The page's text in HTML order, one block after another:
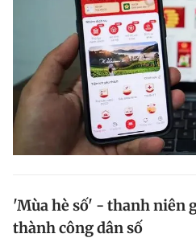
Sản phẩm khác
Tiện ích
'Mùa hè số' - thanh niên
thành công dân số